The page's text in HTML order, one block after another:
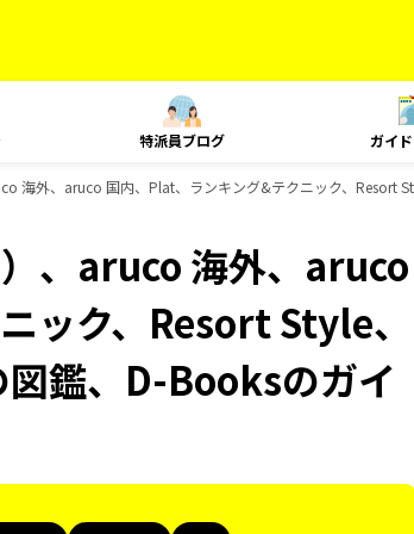
特派員ブログ ガイ
海外、aruco 国内、Plat、ランキング&テクニック、Resort
、aruco 海外、aruco
ック、Resort Style、
鑑、D-Booksのガイ